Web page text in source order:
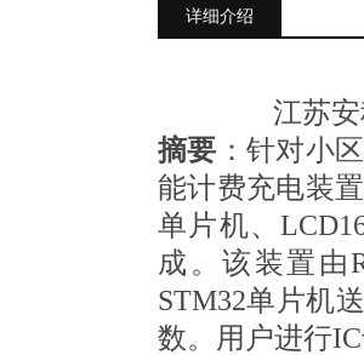
详细介绍
江苏
摘要 ：针对小
能计费充电装
单片机、
成。该装置由
STM32单片机
数。用户进行